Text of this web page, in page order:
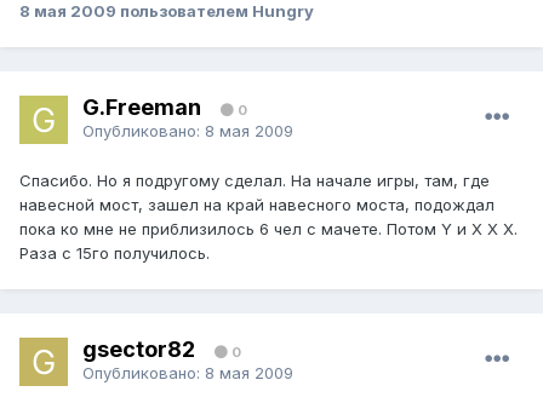
8 мая 2009 пользователем Hungry
G.Freeman 0
Опубликовано: 8 мая 2009
Спасибо. Но я подругому сделал. На начале игры, там, где
навесной мост, зашел на край навесного моста, подождал
пока ко мне не приблизилось 6 чел с мачете. Потом Y и Х Х Х.
Раза с 15го получилось.
gsector82 0
Опубликовано: 8 мая 2009